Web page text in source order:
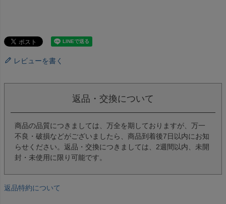
レビューを書く
返品・交換について
商品の品質につきましては、万全を期しておりますが、万一
不良・破損などがございましたら、商品到着後7日以内にお知
らせください。返品・交換につきましては、2週間以内、未開
封・未使用に限り可能です。
返品特約について